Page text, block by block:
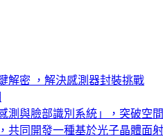
解密 ，解決感測器封裝挑戰
測與臉部識別系統」，突破空
共同開發一種基於光子晶體面